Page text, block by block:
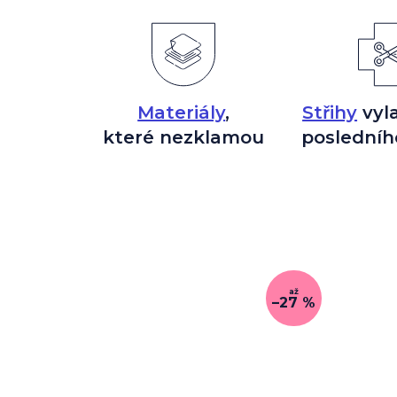
Materiály,
které nezklamou
Střihy
až
–27 %